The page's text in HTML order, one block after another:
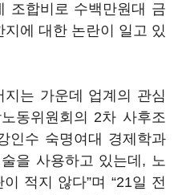
조합비로 수백만원대 금
에 대한 논란이 일고 있
는 가운데 업계의 관심
동위원회의 2차 사후조
인수 숙명여대 경제학과
을 사용하고 있는데, 노
적지 않다”며 “21일 전